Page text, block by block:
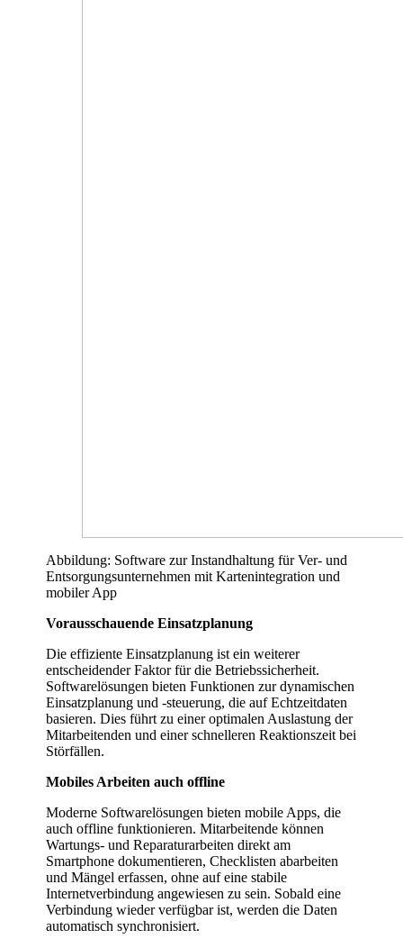
Abbildung: Software zur Instandhaltung für Ver- und
Entsorgungsunternehmen mit Kartenintegration und
mobiler App
Vorausschauende Einsatzplanung
Die effiziente Einsatzplanung ist ein weiterer
entscheidender Faktor für die Betriebssicherheit.
Softwarelösungen bieten Funktionen zur dynamischen
Einsatzplanung und -steuerung, die auf Echtzeitdaten
basieren. Dies führt zu einer optimalen Auslastung der
Mitarbeitenden und einer schnelleren Reaktionszeit bei
Störfällen.
Mobiles Arbeiten auch offline
Moderne Softwarelösungen bieten mobile Apps, die
auch offline funktionieren. Mitarbeitende können
Wartungs- und Reparaturarbeiten direkt am
Smartphone dokumentieren, Checklisten abarbeiten
und Mängel erfassen, ohne auf eine stabile
Internetverbindung angewiesen zu sein. Sobald eine
Verbindung wieder verfügbar ist, werden die Daten
automatisch synchronisiert.